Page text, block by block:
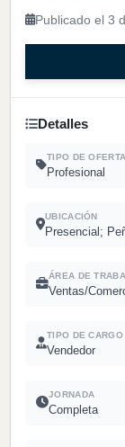
Publicado el 3
Detalles
TIPO DE OFERTA
Profesional
UBICACIÓN
Presencial;
ÁREA DE
Ventas/
TIPO DE CARGO
Vendedor
JORNADA
Completa